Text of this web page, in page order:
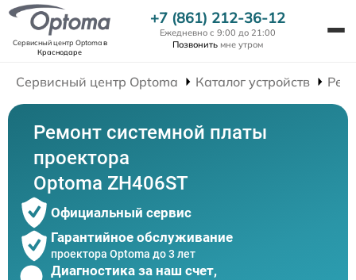
Сервисный центр Optomaв
Краснодаре
+7 (861) 212-36-12
Ежедневно с 9:00 до 21:00
Позвонить мне утром
Сервисный центр Optoma Каталог устройств
Ремонт системной платы
проектора
Optoma ZH406ST
Официальный сервис
Гарантийное обслуживание
проектора Optoma до 3 лет
Диагностика за наш счет,